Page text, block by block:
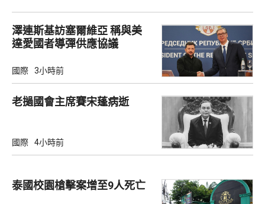
澤連斯基訪塞爾維亞 稱與美
達愛國者導彈供應協議
國際 3小時前
老撾國會主席賽宋蓬病逝
國際 4小時前
泰國校園槍擊案增至9人死亡